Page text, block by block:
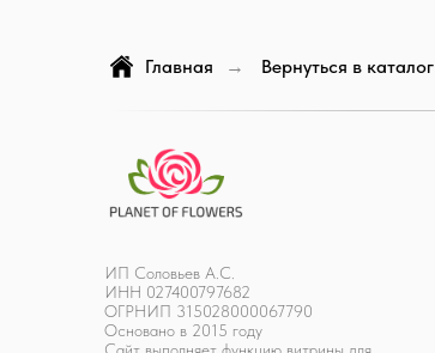
Главная → Вернуться в каталог
ИП Соловьев А.С.
ИНН 027400797682
ОГРНИП 315028000067790
Основано в 2015 году